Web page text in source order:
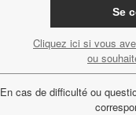
Cliquez ici si vous
ou
En cas de difficulté ou